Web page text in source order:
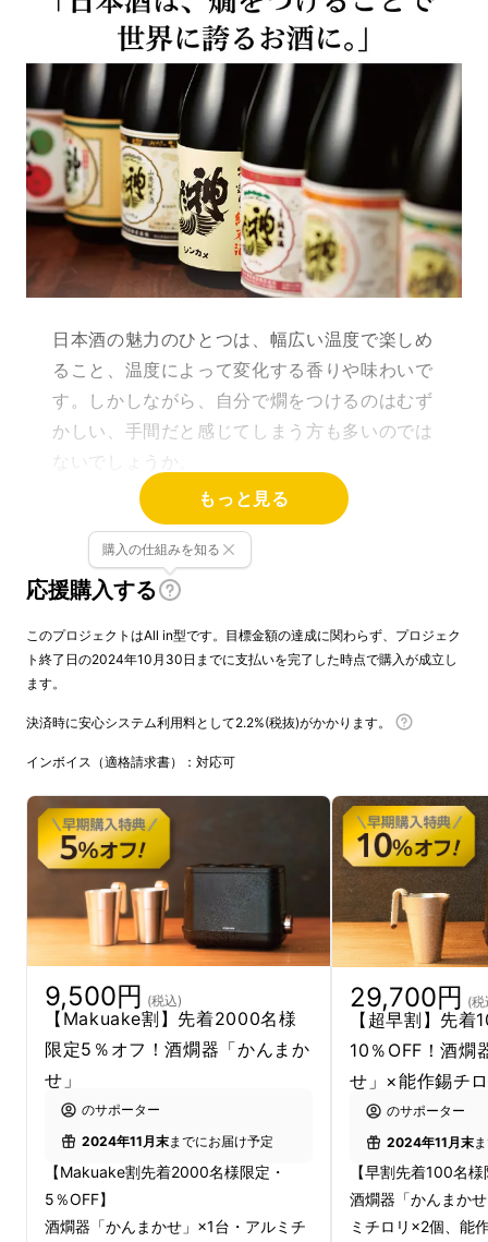
日本酒の魅力のひとつは、幅広い温度で楽しめ
ること、温度によって変化する香りや味わいで
す。しかしながら、自分で燗をつけるのはむず
かしい、手間だと感じてしまう方も多いのでは
ないでしょうか。
我々コイズミ（小泉成器）は、燗酒をもっと身
近に、手軽に楽しんで欲しいという想いから、
誰でも簡単に使える敷居の低さと、プロが認め
まかせ」を開発しました。
日本酒の専門家の意見を取り入れ、プロが認め
る熱燗を実現するため、神亀酒造様に声を掛け
させて頂きました。日本が世界に誇る「日本
酒」、燗酒の魅力をもっと世に広めるため、共
にこのプロジェクトを進めています。
もっと見る
応援購入する
購入の仕組みを知る
このプロジェクトはAll in型です。目標金額の達成に関わらず、プロジェク
ト終了日の2024年10月30日までに支払いを完了した時点で購入が成立し
ます。
決済時に安心システム利用料として2.2%(税抜)がかかります。
インボイス（適格請求書）：対応可
9,500円 (税込)
【Makuake割】先着2000名様
限定5％オフ！酒燗器「かんまか
せ」
のサポーター
2024年11月末までにお届け予定
【Makuake割先着2000名様限定・
5％OFF】
酒燗器「かんまかせ」×1台・アルミチ
29,700円 (税
【超早割】先着
10％OFF！酒燗
せ」×能作錫チ
のサポーター
2024年11月末
【早割先着100名
酒燗器「かんまか
ミチロリ×2個、能